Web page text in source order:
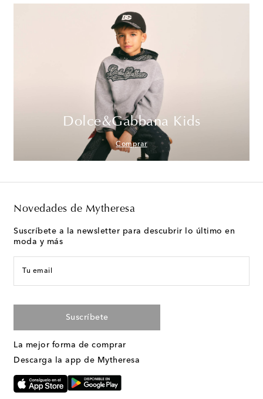
Dolce&Gabbana Kids
Comprar
Novedades de Mytheresa
Suscríbete a la newsletter para descubrir lo último en
moda y más
Tu email
Suscríbete
La mejor forma de comprar
Descarga la app de Mytheresa